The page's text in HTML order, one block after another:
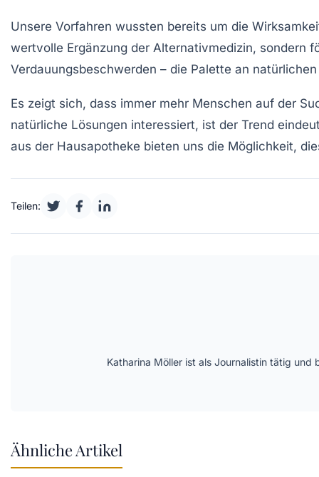
Unsere Vorfahren wussten bereits um die
wertvolle Ergänzung der Alternativmedizin, sondern
Verdauungsbeschwerden – die Palette an
Es zeigt sich, dass immer mehr Menschen auf der
natürliche Lösungen interessiert, ist der Trend
aus der Hausapotheke bieten uns die Möglichkeit,
Teilen:
Katharina Möller ist als Journalistin tätig
Ähnliche Artikel